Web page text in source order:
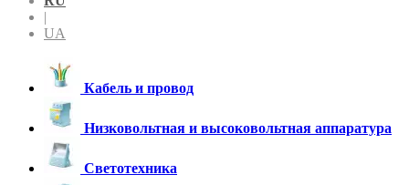
|
UA
Кабель и провод
Низковольтная и высоковольтная аппаратура
Светотехника